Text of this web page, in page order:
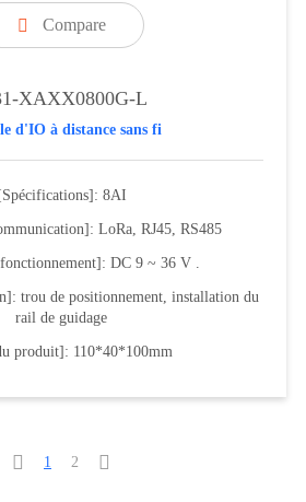
 Compare
XAXX0800G-L
d'IO à distance sans fi
[Spécifications]: 8AI
LoRa, RJ45, RS485
DC 9 ~ 36 V .
trou de positionnement, installation du
rail de guidage
produit]: 110*40*100mm
 1 2 